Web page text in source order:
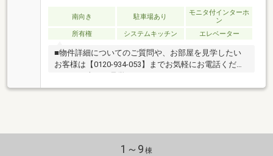
南向き 駐車場あり
モニタ付インターホ
ン
所有権
システムキッチン エレベーター
■物件詳細についてのご質問や、お部屋を見学したい
お客様は【0120-934-053】までお気軽にお電話くださ
スは、スター・マイカ・ホールディングス（東証プラ
【資料請求】ボタンをクリック
1～9 棟